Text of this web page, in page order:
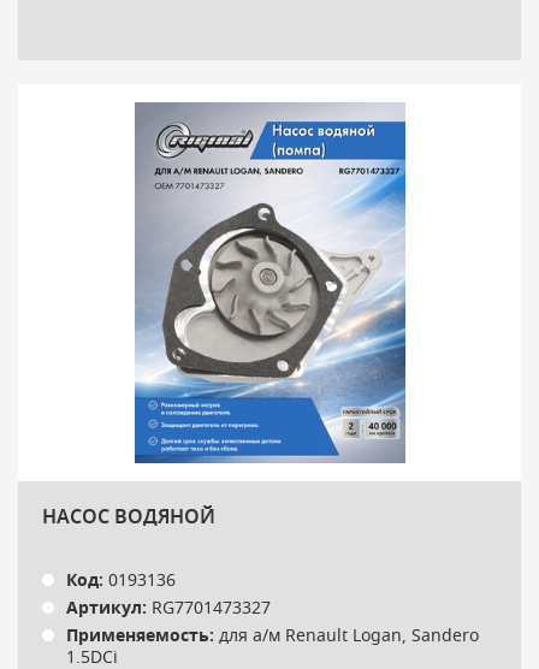
НАСОС ВОДЯНОЙ
Код: 0193136
Артикул: RG7701473327
Применяемость: для а/м Renault Logan, Sandero
1.5DCi